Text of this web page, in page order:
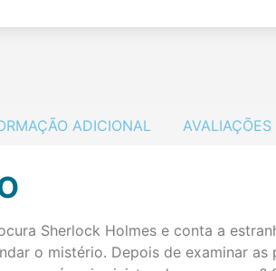
ADICIONAL
Sherlock Holmes e conta a
o mistério. Depois de examinar